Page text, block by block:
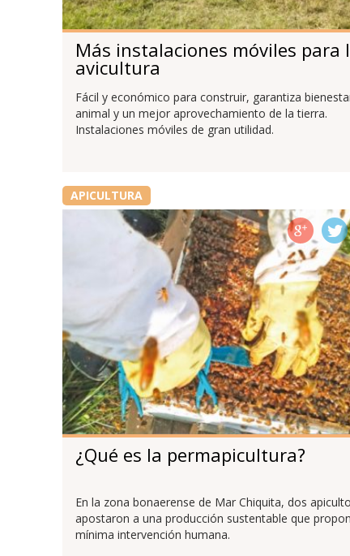
Más instalaciones móviles para
avicultura
Fácil y económico para construir, garantiza
animal y un mejor aprovechamiento de la tierra.
Instalaciones móviles de gran utilidad.
APICULTURA
¿Qué es la permapicultura?
En la zona bonaerense de Mar Chiquita, dos
apostaron a una producción sustentable que
mínima intervención humana.